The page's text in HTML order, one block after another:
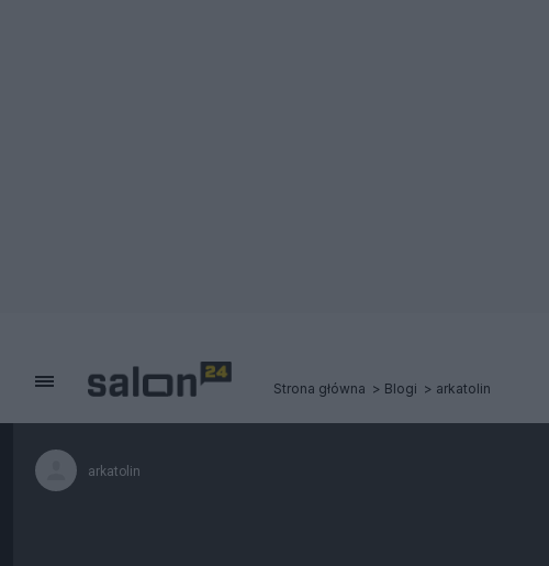
Strona główna Blogi arkatolin
arkatolin